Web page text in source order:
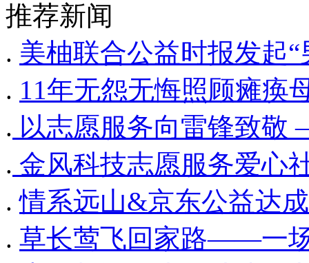
推荐新闻
. 美柚联合公益时报发起
. 11年无怨无悔照顾瘫痪
.
以志愿服务向雷锋致
. 金风科技志愿服务爱心
. 情系远山&京东公益达
. 草长莺飞回家路——一